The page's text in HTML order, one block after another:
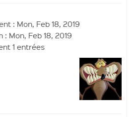
: Mon, Feb 18, 2019
Mon, Feb 18, 2019
1 entrées